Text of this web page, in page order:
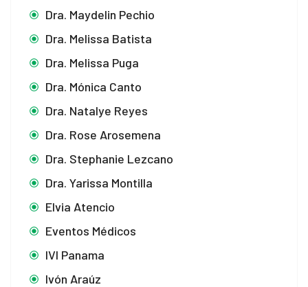
Dra. Maydelin Pechio
Dra. Melissa Batista
Dra. Melissa Puga
Dra. Mónica Canto
Dra. Natalye Reyes
Dra. Rose Arosemena
Dra. Stephanie Lezcano
Dra. Yarissa Montilla
Elvia Atencio
Eventos Médicos
IVI Panama
Ivón Araúz